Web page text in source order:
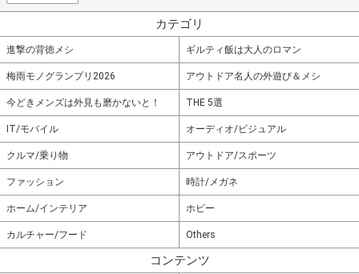
カテゴリ
進撃の背徳メシ ギルティ飯は大人のロマン
梅雨モノグランプリ2026 アウトドア名人の外遊び＆メシ
今どきメンズは外見も磨かないと！ THE 5選
IT/モバイル オーディオ/ビジュアル
クルマ/乗り物 アウトドア/スポーツ
ファッション 時計/メガネ
ホーム/インテリア ホビー
カルチャー/フード Others
コンテンツ